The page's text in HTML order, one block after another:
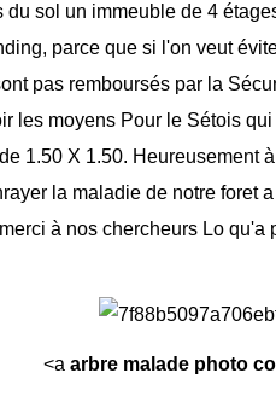
du sol un immeuble de 4
parce que si l'on veut
pas remboursés par la
les moyens Pour le Sétois
1.50 X 1.50. Heureusement
la maladie de notre foret
à nos chercheurs Lo
<a arbre malade photo